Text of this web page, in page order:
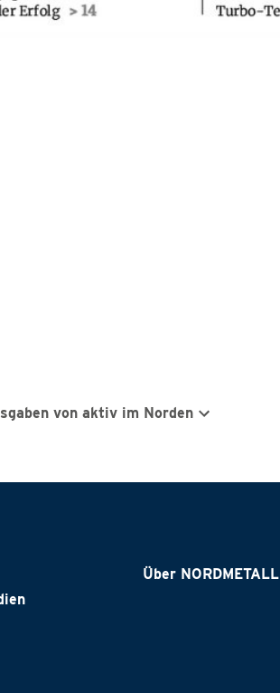
von aktiv im Norden
Über NORDMETALL